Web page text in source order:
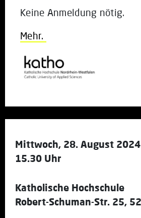
Keine Anmeldung nötig.
Mehr.
Mittwoch, 28. August 2024
15.30 Uhr
Katholische Hochschule
Robert-Schuman-Str. 25,